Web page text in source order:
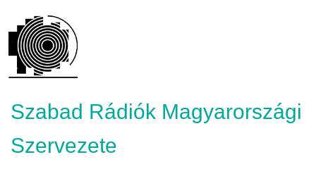
Szabad Rádiók Magyarországi
Szervezete